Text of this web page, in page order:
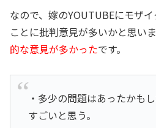
なので、嫁のYOUTUBEにモザ
ことに批判意見が多いかと思い
的な意見が多かったです。
・多少の問題はあったかも
すごいと思う。